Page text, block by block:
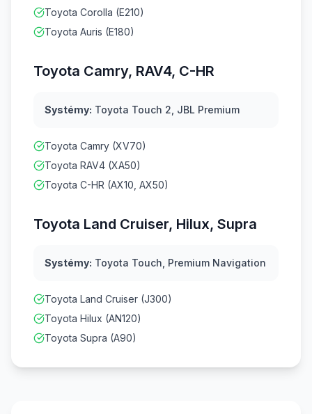
Toyota Corolla (E210)
Toyota Auris (E180)
Toyota Camry, RAV4, C-HR
Systémy: Toyota Touch 2, JBL Premium
Toyota Camry (XV70)
Toyota RAV4 (XA50)
Toyota C-HR (AX10, AX50)
Toyota Land Cruiser, Hilux, Supra
Systémy: Toyota Touch, Premium Navigation
Toyota Land Cruiser (J300)
Toyota Hilux (AN120)
Toyota Supra (A90)